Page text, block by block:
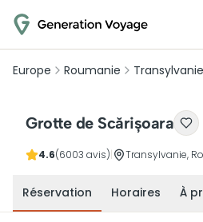
Europe Roumanie Transylvanie
Grotte de Scărișoara
4.6(6003 avis) Transylvanie,
Réservation Horaires À